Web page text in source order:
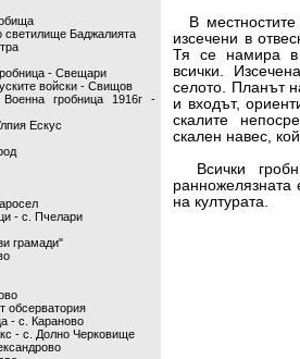
светилище Баджалията
- Свещари
войски - Свищов
гробница 1916г -
Ескус
- с. Пчелари
грамади"
обсерватория
- с. Караново
- с. Долно Черковище
В местностите
изсечени в
Тя се намира в
всички.
селото. Планът
и входът,
скалите
скален навес,
Всички
на културата.